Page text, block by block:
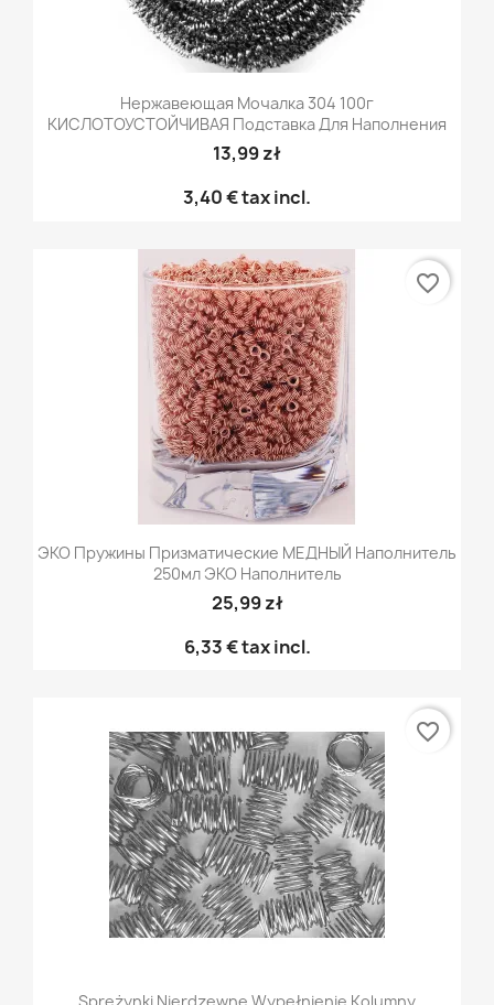
Нержавеющая Мочалка 304 100г
КИСЛОТОУСТОЙЧИВАЯ Подставка Для Наполнения
13,99 zł
3,40 €tax incl.
ЭКО Пружины Призматические МЕДНЫЙ Наполнитель
250мл ЭКО Наполнитель
25,99 zł
6,33 €tax incl.
favorite_border
favorite_border